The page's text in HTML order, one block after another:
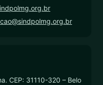
CEP: 31110-320 – Belo